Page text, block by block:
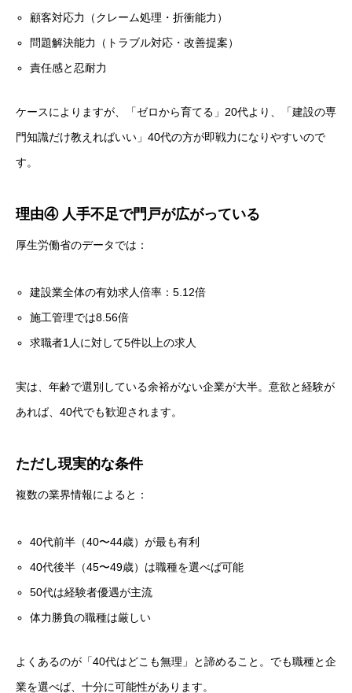
顧客対応力（クレーム処理・折衝能力）
問題解決能力（トラブル対応・改善提案）
責任感と忍耐力
ケースによりますが、「ゼロから育てる」20代より、「建設の専
門知識だけ教えればいい」40代の方が即戦力になりやすいので
す。
理由④ 人手不足で門戸が広がっている
厚生労働省のデータでは：
建設業全体の有効求人倍率：5.12倍
施工管理では8.56倍
求職者1人に対して5件以上の求人
実は、年齢で選別している余裕がない企業が大半。意欲と経験が
あれば、40代でも歓迎されます。
ただし現実的な条件
複数の業界情報によると：
40代前半（40〜44歳）が最も有利
40代後半（45〜49歳）は職種を選べば可能
50代は経験者優遇が主流
体力勝負の職種は厳しい
よくあるのが「40代はどこも無理」と諦めること。でも職種と企
業を選べば、十分に可能性があります。